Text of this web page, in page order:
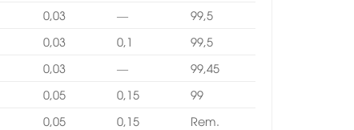
0,03 —
99,5
0,03 0,1
99,5
0,03 —
99,45
0,05 0,15
99
0,05 0,15
Rem.